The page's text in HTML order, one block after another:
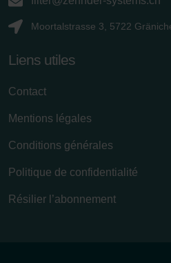
Moortalstrasse 3, 5722
Liens utiles
Contact
Mentions légales
Conditions générales
Politique de confidentialité
Résilier l’abonnement